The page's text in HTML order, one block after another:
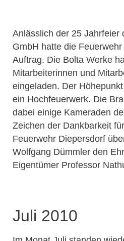
Anlässlich der 25 Jahrfeier
GmbH hatte die
Auftrag. Die Bolta Werke
Mitarbeiterinnen und
eingeladen. Der
ein Hochfeuerwerk. Die
dabei einige Kameraden
Zeichen der Dankbarkeit
Feuerwehr Diepersdorf
Wolfgang Dümmler den
Eigentümer Professor
Juli 2010